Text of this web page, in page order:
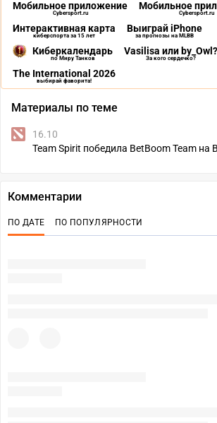
Мобильное приложение
Cybersport.ru
Мобильное
Cybersport.ru
Интерактивная карта
киберспорта за 15 лет
Выиграй iPhone
за прогнозы на MLBB
Киберкалендарь
по Миру Танков
Vasilisa или by_Owl?
За кого сердечко?
The International 2026
выбирай фаворита!
Материалы по теме
16.10
Team Spirit победила BetBoom Team на
Комментарии
ПО ДАТЕ ПО ПОПУЛЯРНОСТИ